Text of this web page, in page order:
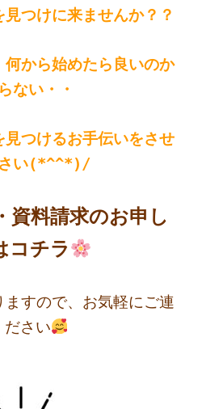
つけに来ませんか？？
何から始めたら良いのか
ない・・
つけるお手伝いをさせ
さい(*^^*)/
資料請求のお申し
コチラ
ますので、お気軽にご連
ださい